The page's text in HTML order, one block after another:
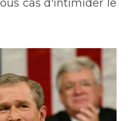
cas d'intimider le